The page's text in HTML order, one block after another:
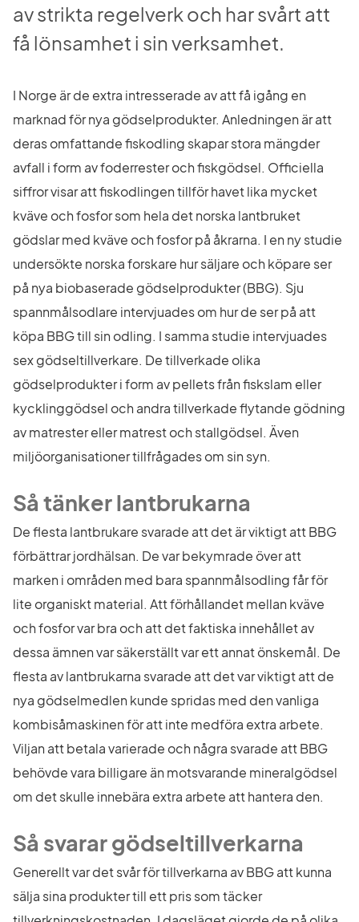
av strikta regelverk och har svårt att
få lönsamhet i sin verksamhet.
I Norge är de extra intresserade av att få igång en
marknad för nya gödselprodukter. Anledningen är att
deras omfattande fiskodling skapar stora mängder
avfall i form av foderrester och fiskgödsel. Officiella
siffror visar att fiskodlingen tillför havet lika mycket
kväve och fosfor som hela det norska lantbruket
gödslar med kväve och fosfor på åkrarna. I en ny studie
undersökte norska forskare hur säljare och köpare ser
på nya biobaserade gödselprodukter (BBG). Sju
spannmålsodlare intervjuades om hur de ser på att
köpa BBG till sin odling. I samma studie intervjuades
sex gödseltillverkare. De tillverkade olika
gödselprodukter i form av pellets från fiskslam eller
kycklinggödsel och andra tillverkade flytande gödning
av matrester eller matrest och stallgödsel. Även
miljöorganisationer tillfrågades om sin syn.
Så tänker lantbrukarna
De flesta lantbrukare svarade att det är viktigt att BBG
förbättrar jordhälsan. De var bekymrade över att
marken i områden med bara spannmålsodling får för
lite organiskt material. Att förhållandet mellan kväve
och fosfor var bra och att det faktiska innehållet av
dessa ämnen var säkerställt var ett annat önskemål. De
flesta av lantbrukarna svarade att det var viktigt att de
nya gödselmedlen kunde spridas med den vanliga
kombisåmaskinen för att inte medföra extra arbete.
Viljan att betala varierade och några svarade att BBG
behövde vara billigare än motsvarande mineralgödsel
om det skulle innebära extra arbete att hantera den.
Så svarar gödseltillverkarna
Generellt var det svår för tillverkarna av BBG att kunna
sälja sina produkter till ett pris som täcker